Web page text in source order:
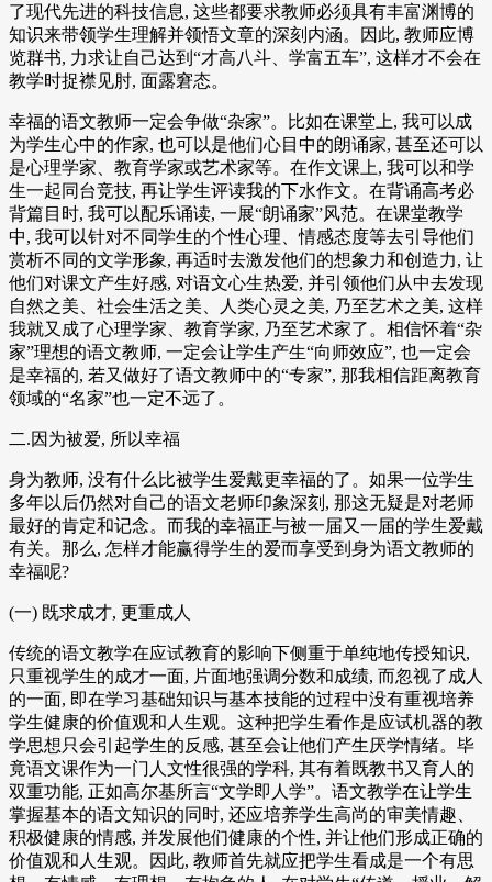
了现代先进的科技信息, 这些都要求教师必须具有丰富渊博的
知识来带领学生理解并领悟文章的深刻内涵。因此, 教师应博
览群书, 力求让自己达到“才高八斗、学富五车”, 这样才不会在
教学时捉襟见肘, 面露窘态。
幸福的语文教师一定会争做“杂家”。比如在课堂上, 我可以成
为学生心中的作家, 也可以是他们心目中的朗诵家, 甚至还可以
是心理学家、教育学家或艺术家等。在作文课上, 我可以和学
生一起同台竞技, 再让学生评读我的下水作文。在背诵高考必
背篇目时, 我可以配乐诵读, 一展“朗诵家”风范。在课堂教学
中, 我可以针对不同学生的个性心理、情感态度等去引导他们
赏析不同的文学形象, 再适时去激发他们的想象力和创造力, 让
他们对课文产生好感, 对语文心生热爱, 并引领他们从中去发现
自然之美、社会生活之美、人类心灵之美, 乃至艺术之美, 这样
我就又成了心理学家、教育学家, 乃至艺术家了。相信怀着“杂
家”理想的语文教师, 一定会让学生产生“向师效应”, 也一定会
是幸福的, 若又做好了语文教师中的“专家”, 那我相信距离教育
领域的“名家”也一定不远了。
二.因为被爱, 所以幸福
身为教师, 没有什么比被学生爱戴更幸福的了。如果一位学生
多年以后仍然对自己的语文老师印象深刻, 那这无疑是对老师
最好的肯定和记念。而我的幸福正与被一届又一届的学生爱戴
有关。那么, 怎样才能赢得学生的爱而享受到身为语文教师的
幸福呢?
(一) 既求成才, 更重成人
传统的语文教学在应试教育的影响下侧重于单纯地传授知识,
只重视学生的成才一面, 片面地强调分数和成绩, 而忽视了成人
的一面, 即在学习基础知识与基本技能的过程中没有重视培养
学生健康的价值观和人生观。这种把学生看作是应试机器的教
学思想只会引起学生的反感, 甚至会让他们产生厌学情绪。毕
竟语文课作为一门人文性很强的学科, 其有着既教书又育人的
双重功能, 正如高尔基所言“文学即人学”。语文教学在让学生
掌握基本的语文知识的同时, 还应培养学生高尚的审美情趣、
积极健康的情感, 并发展他们健康的个性, 并让他们形成正确的
价值观和人生观。因此, 教师首先就应把学生看成是一个有思